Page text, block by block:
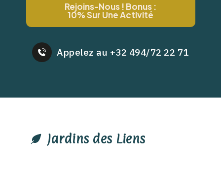
Rejoins-Nous ! Bonus :
10% Sur Une Activité
Appelez au +32 494/72 22 71
Jardins des Liens